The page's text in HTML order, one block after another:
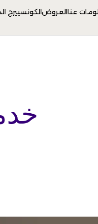
عناالعروضالكونسييرج